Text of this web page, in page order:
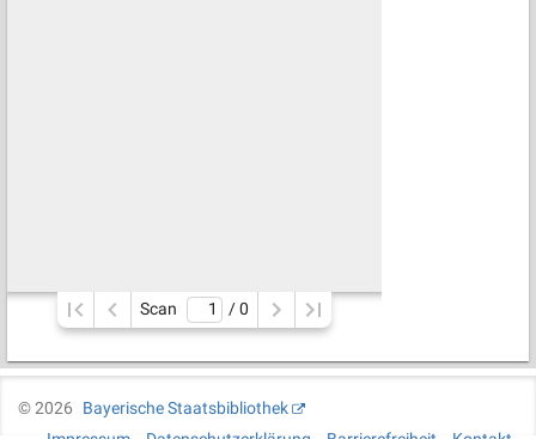
Scan / 0
©2026
Bayerische Staatsbibliothek